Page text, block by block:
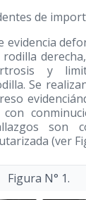
de
evidencia
y
Se
con
son
(ver
Figura N° 1.